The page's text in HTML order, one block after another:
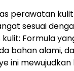
perawatan
sesuai
Formula
bahan alami,
ini mewujudkan